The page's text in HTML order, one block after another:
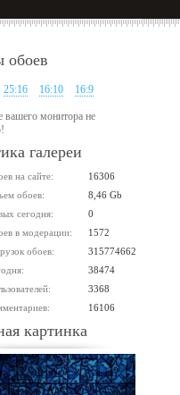
обоев
25:16 16:10 16:9
вашего монитора не
галереи
на сайте:
16306
обоев:
8,46 Gb
сегодня:
0
в модерации:
1572
обоев:
315774662
38474
3368
16106
картинка